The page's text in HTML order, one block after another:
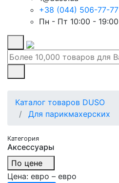
+38 (044) 506-77-77
Пн - Пт 10:00 - 19:00
Каталог товаров DUSO
Для парикмахерских
Категория
Аксессуары
По цене
Цена: евро – евро